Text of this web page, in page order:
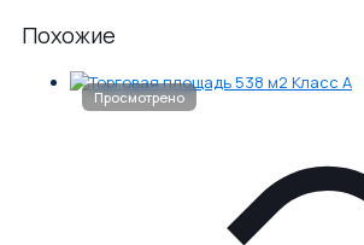
Похожие